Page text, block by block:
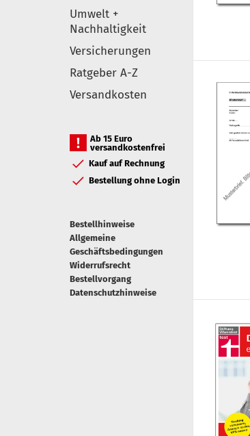
Umwelt +
Nachhaltigkeit
Versicherungen
Ratgeber A-Z
Versandkosten
Ab 15 Euro
versandkostenfrei
Kauf auf Rechnung
Bestellung ohne Login
Bestellhinweise
Allgemeine
Geschäftsbedingungen
Widerrufsrecht
Bestellvorgang
Datenschutzhinweise